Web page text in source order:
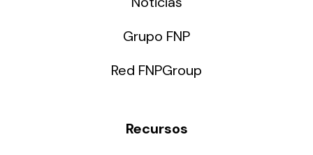
Grupo FNP
Red FNPGroup
Recursos